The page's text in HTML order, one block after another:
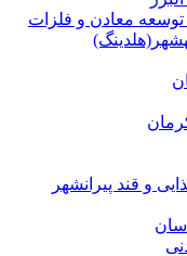
معادن و فلزات
و قند پیرانشهر